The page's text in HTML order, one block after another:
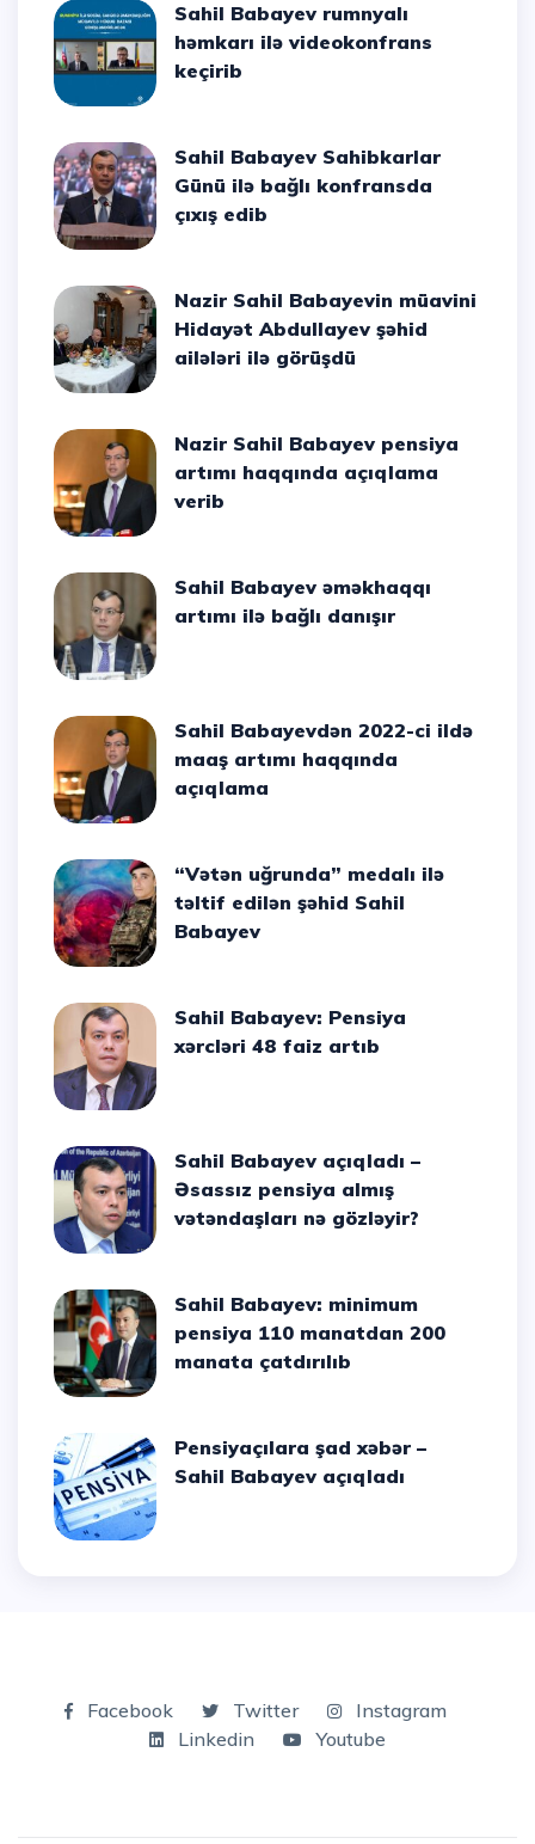
Sahil Babayev rumnyalı
həmkarı ilə videokonfrans
keçirib
Sahil Babayev Sahibkarlar
Günü ilə bağlı konfransda
çıxış edib
Nazir Sahil Babayevin müavini
Hidayət Abdullayev şəhid
ailələri ilə görüşdü
Nazir Sahil Babayev pensiya
artımı haqqında açıqlama
verib
Sahil Babayev əməkhaqqı
artımı ilə bağlı danışır
Sahil Babayevdən 2022-ci ildə
maaş artımı haqqında
açıqlama
“Vətən uğrunda” medalı ilə
təltif edilən şəhid Sahil
Babayev
Sahil Babayev: Pensiya
xərcləri 48 faiz artıb
Sahil Babayev açıqladı –
Əsassız pensiya almış
vətəndaşları nə gözləyir?
Sahil Babayev: minimum
pensiya 110 manatdan 200
manata çatdırılıb
Pensiyaçılara şad xəbər –
Sahil Babayev açıqladı
Facebook Twitter
Instagram
Linkedin
Youtube